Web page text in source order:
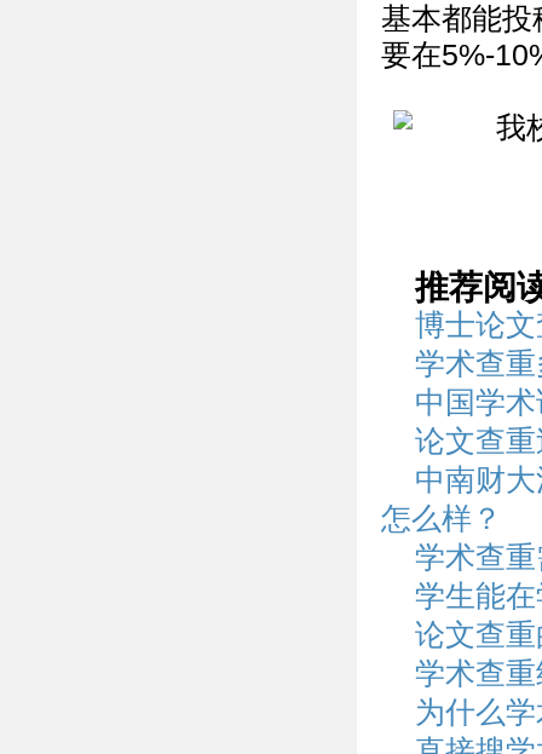
基本都能
要在5%-
推荐阅
博士论
学术查
中国学
论文查
中南财
怎么样？
学术查
学生能
论文查
学术查
为什么